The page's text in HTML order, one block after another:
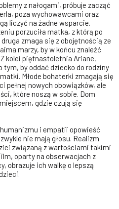
z nałogami, próbuje zacząć
poza wychowawcami oraz
liczyć na żadne wsparcie.
porzuciła matka, z którą po
zmaga się z obojętnością ze
marzy, by w końcu znaleźć
kolei piętnastoletnia Ariane,
tym, by oddać dziecko do rodziny
Młode bohaterki zmagają się
pełnej nowych obowiązków, ale
które noszą w sobie. Dom
gdzie czują się
humanizmu i empatii opowieść
nie mają głosu. Realizm
związaną z wartościami takimi
oparty na obserwacjach z
obrazuje ich walkę o lepszą